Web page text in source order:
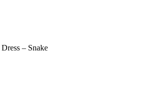
– Snake